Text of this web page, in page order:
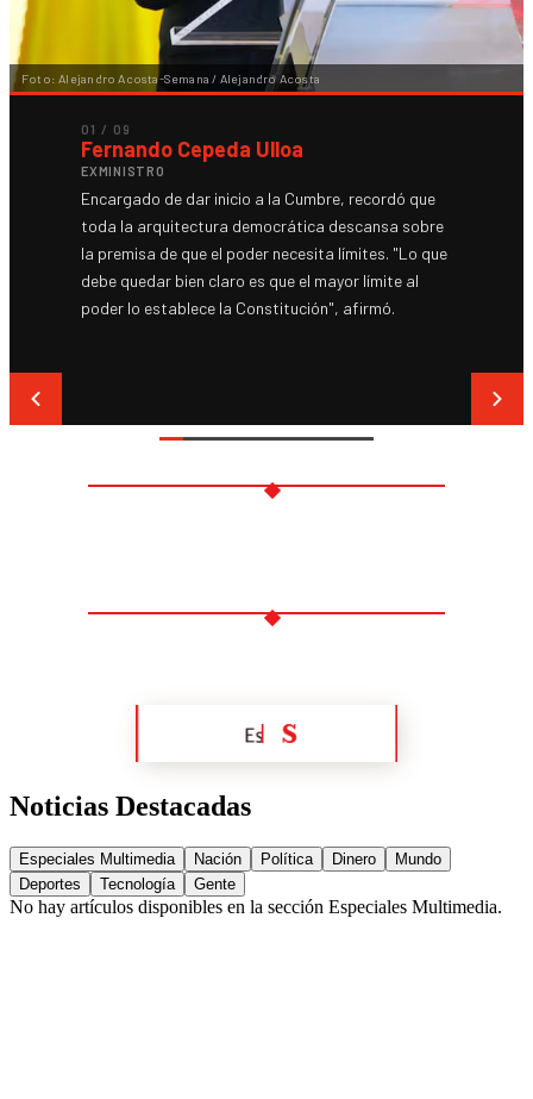
Noticias Destacadas
Especiales Multimedia Nación Política Dinero
Mundo
Deportes
Tecnología Gente
No hay artículos disponibles en la sección Especiales Multimedia.